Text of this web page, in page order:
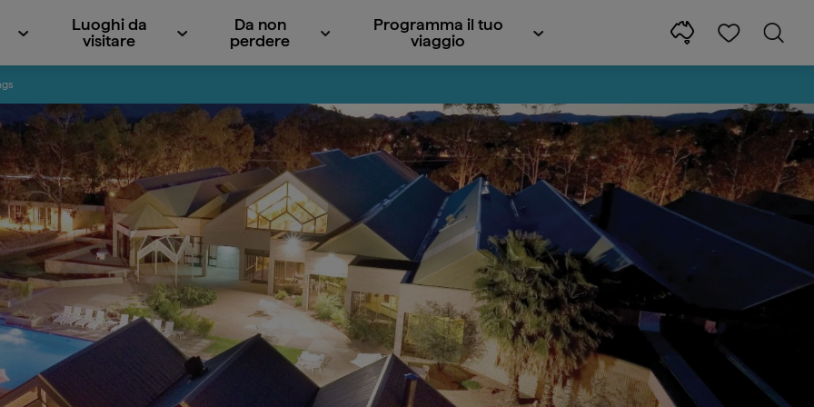
Luoghi da
visitare
Da non
perdere
Programma il tuo
viaggio